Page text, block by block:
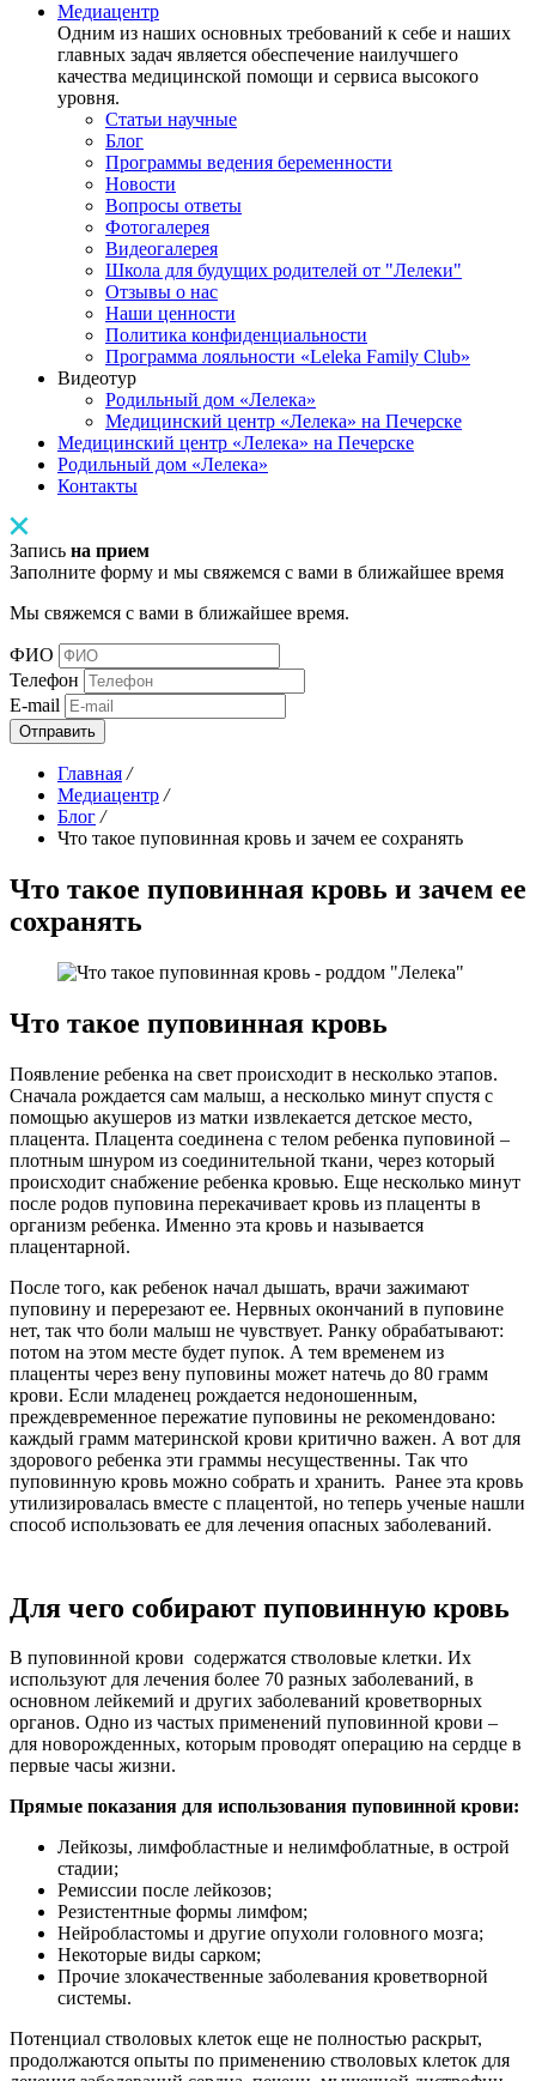
Медиацентр
Одним из наших основных требований к себе и наших
главных задач является обеспечение наилучшего
качества медицинской помощи и сервиса высокого
уровня.
Статьи научные
Блог
Программы ведения беременности
Новости
Вопросы ответы
Фотогалерея
Видеогалерея
Школа для будущих родителей от "Лелеки"
Отзывы о нас
Наши ценности
Политика конфиденциальности
Программа лояльности «Leleka Family Club»
Видеотур
Родильный дом «Лелека»
Медицинский центр «Лелека» на Печерске
Медицинский центр «Лелека» на Печерске
Родильный дом «Лелека»
Контакты
Запись на прием
Заполните форму и мы свяжемся с вами в ближайшее время
Мы свяжемся с вами в ближайшее время.
ФИО
Телефон
E-mail
Отправить
Главная /
Медиацентр /
Блог /
Что такое пуповинная кровь и зачем ее сохранять
Что такое пуповинная кровь и зачем ее
сохранять
Что такое пуповинная кровь
Появление ребенка на свет происходит в несколько этапов.
Сначала рождается сам малыш, а несколько минут спустя с
помощью акушеров из матки извлекается детское место,
плацента. Плацента соединена с телом ребенка пуповиной –
плотным шнуром из соединительной ткани, через который
происходит снабжение ребенка кровью. Еще несколько минут
после родов пуповина перекачивает кровь из плаценты в
организм ребенка. Именно эта кровь и называется
плацентарной.
После того, как ребенок начал дышать, врачи зажимают
пуповину и перерезают ее. Нервных окончаний в пуповине
нет, так что боли малыш не чувствует. Ранку обрабатывают:
потом на этом месте будет пупок. А тем временем из
плаценты через вену пуповины может натечь до 80 грамм
крови. Если младенец рождается недоношенным,
преждевременное пережатие пуповины не рекомендовано:
каждый грамм материнской крови критично важен. А вот для
здорового ребенка эти граммы несущественны. Так что
пуповинную кровь можно собрать и хранить. Ранее эта кровь
утилизировалась вместе с плацентой, но теперь ученые нашли
способ использовать ее для лечения опасных заболеваний.
Для чего собирают пуповинную кровь
В пуповинной крови содержатся стволовые клетки. Их
используют для лечения более 70 разных заболеваний, в
основном лейкемий и других заболеваний кроветворных
органов. Одно из частых применений пуповинной крови –
для новорожденных, которым проводят операцию на сердце в
первые часы жизни.
Прямые показания для использования пуповинной крови:
Лейкозы, лимфобластные и нелимфоблатные, в острой
стадии;
Ремиссии после лейкозов;
Резистентные формы лимфом;
Нейробластомы и другие опухоли головного мозга;
Некоторые виды сарком;
Прочие злокачественные заболевания кроветворной
системы.
Потенциал стволовых клеток еще не полностью раскрыт,
продолжаются опыты по применению стволовых клеток для